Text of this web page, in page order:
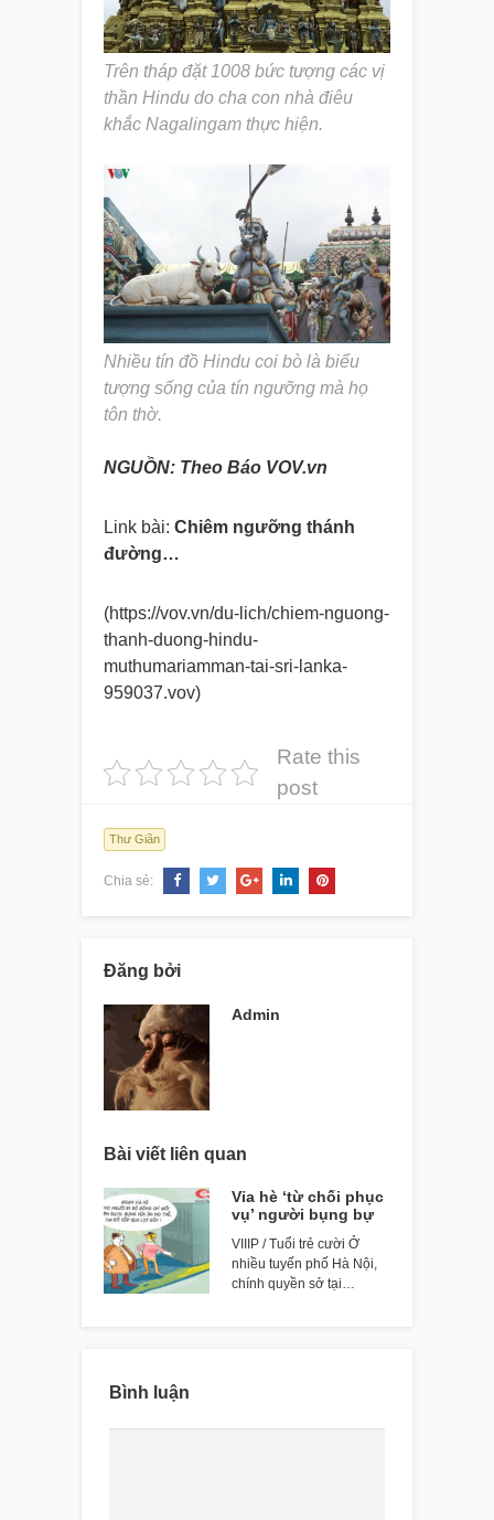
Trên tháp đặt 1008 bức tượng các vị
thần Hindu do cha con nhà điêu
khắc Nagalingam thực hiện.
Nhiều tín đồ Hindu coi bò là biểu
tượng sống của tín ngưỡng mà họ
tôn thờ.
NGUỒN: Theo Báo VOV.vn
Link bài: Chiêm ngưỡng thánh
đường…
(https://vov.vn/du-lich/chiem-nguong-
thanh-duong-hindu-
muthumariamman-tai-sri-lanka-
959037.vov)
Rate this
post
Thư Giãn
Chia sẻ:
Đăng bởi
Admin
Bài viết liên quan
Vỉa hè ‘từ chối phục
vụ’ người bụng bự
VIIIP / Tuổi trẻ cười Ở
nhiều tuyến phố Hà Nội,
chính quyền sở tại…
Bình luận